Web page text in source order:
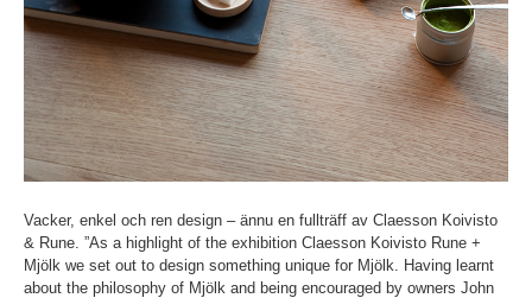
Vacker, enkel och ren design – ännu en fullträff av Claesson Koivisto
& Rune. ”As a highlight of the exhibition Claesson Koivisto Rune +
Mjölk we set out to design something unique for Mjölk. Having learnt
about the philosophy of Mjölk and being encouraged by owners John